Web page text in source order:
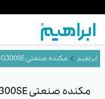
مکنده صنعتی DG300SE
مکنده صنعتی DG300SE